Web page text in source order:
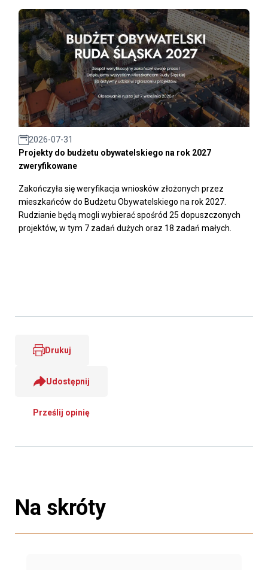
2026-07-31
Projekty do budżetu obywatelskiego na rok 2027
zweryfikowane
Zakończyła się weryfikacja wniosków złożonych przez
mieszkańców do Budżetu Obywatelskiego na rok 2027.
Rudzianie będą mogli wybierać spośród 25 dopuszczonych
projektów, w tym 7 zadań dużych oraz 18 zadań małych.
Drukuj
Udostępnij
Prześlij opinię
Na skróty